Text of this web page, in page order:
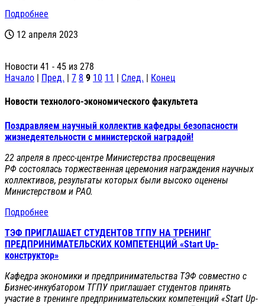
Подробнее
12 апреля 2023
Новости 41 - 45 из 278
Начало | Пред. | 7 8 9 10 11 | След. | Конец
Новости технолого-экономического факультета
Поздравляем научный коллектив кафедры безопасности
жизнедеятельности с министерской наградой!
22 апреля в пресс-центре Министерства просвещения
РФ состоялась торжественная церемония награждения научных
коллективов, результаты которых были высоко оценены
Министерством и РАО.
Подробнее
ТЭФ ПРИГЛАШАЕТ СТУДЕНТОВ ТГПУ НА ТРЕНИНГ
ПРЕДПРИНИМАТЕЛЬСКИХ КОМПЕТЕНЦИЙ «Start Up-
конструктор»
Кафедра экономики и предпринимательства ТЭФ совместно с
Бизнес-инкубатором ТГПУ приглашает студентов принять
участие в тренинге предпринимательских компетенций «Start Up-